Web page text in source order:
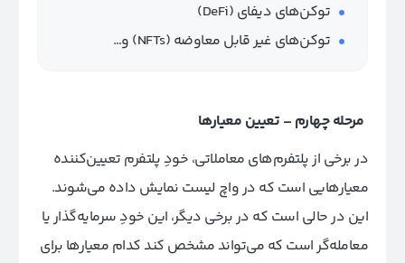
توکن‌های دیفای (DeFi)
توکن‌های غیر قابل معاوضه (NFTs) و…
مرحله چهارم – تعیین معیارها
در برخی از پلتفرم‌های معاملاتی، خودِ پلتفرم تعیین‌کننده
معیارهایی است که در واچ لیست نمایش داده می‌شوند.
این در حالی است که در برخی دیگر، این خودِ سرمایه‌گذار یا
معامله‌گر است که می‌تواند مشخص کند کدام معیارها برای